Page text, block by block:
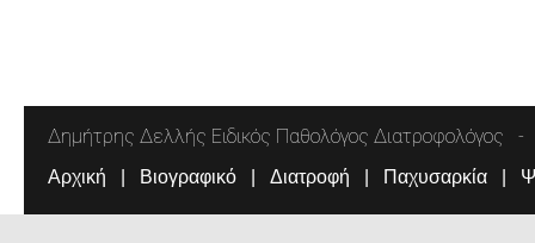
Δημήτρης Δελλής Ειδικός Παθολόγος Διατροφολόγος
Αρχική Βιογραφικό Διατροφή Παχυσαρκία